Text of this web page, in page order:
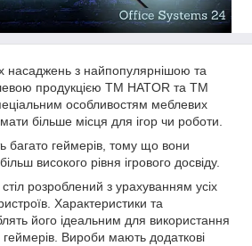
насаджень з найпопулярнішою та
продукцією TM HATOR та TM
особливостям меблевих
більше місця для ігор чи роботи.
багато геймерів, тому що вони
високого рівня ігрового досвіду.
розроблений з урахуванням усіх
Характеристики та
його ідеальним для використання
Вироби мають додаткові